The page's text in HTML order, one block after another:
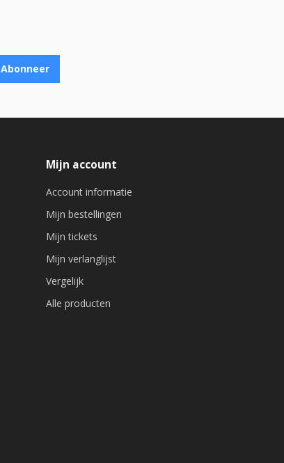
Abonneer
Mijn account
Account informatie
Mijn bestellingen
Mijn tickets
Mijn verlanglijst
Vergelijk
Alle producten